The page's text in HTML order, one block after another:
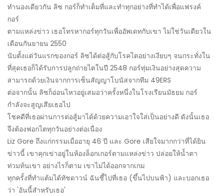
ทำนองเดียวกัน ลิซ กอร์ก็ทำเต็มที่และทำทุกอย่างที่ทำได้เพื่อแฟรงค์
กอร์
ตามแหล่งข่าว เธอโทรหากอร์ทุกวันเพื่ออัพเดทกับเขา ไม่ใช่วันเดียวใน
เดือนกันยายน 2550
นับตั้งแต่วันแรกของกอร์ ลิซได้ต่อสู้กับโรคไตอย่างเงียบๆ จนกระทั่งใน
ที่สุดเธอก็ได้รับการปลูกถ่ายไตในปี 2548 กอร์ทุ่มเงินอย่างสุดความ
สามารถด้วยเงินจากการเซ็นสัญญาโบนัสจากทีม 49ERS
ต่อจากนั้น ลิซก็อ่อนไหวอยู่เสมอว่าครั้งหนึ่งในโรงเรียนมัธยม กอร์
กำลังจะสูญเสียเธอไป
โชคดีที่เธอผ่านการต่อสู้มาได้ด้วยความเอาใจใส่เป็นอย่างดี ดังนั้นเธอ
จึงต้องฟอกไตทุกวันอย่างต่อเนื่อง
Liz Gore ถึงแก่กรรมเมื่ออายุ 46 ปี และ Gore เสียใจมากกว่าที่ได้ยิน
ข่าวนี้ เขาคุกเข่าอยู่ในห้องล็อกเกอร์ตามแหล่งข่าว ปล่อยให้น้ำตา
ท่วมท้นเขา อย่างไรก็ตาม เขาไม่ได้ออกจากเกม
ทุกครั้งที่ทำแต้มได้ทัชดาวน์ ฉันชี้ไปที่เธอ (ขึ้นไปบนฟ้า) และบอกเธอ
ว่า 'อันนี้สำหรับเธอ'